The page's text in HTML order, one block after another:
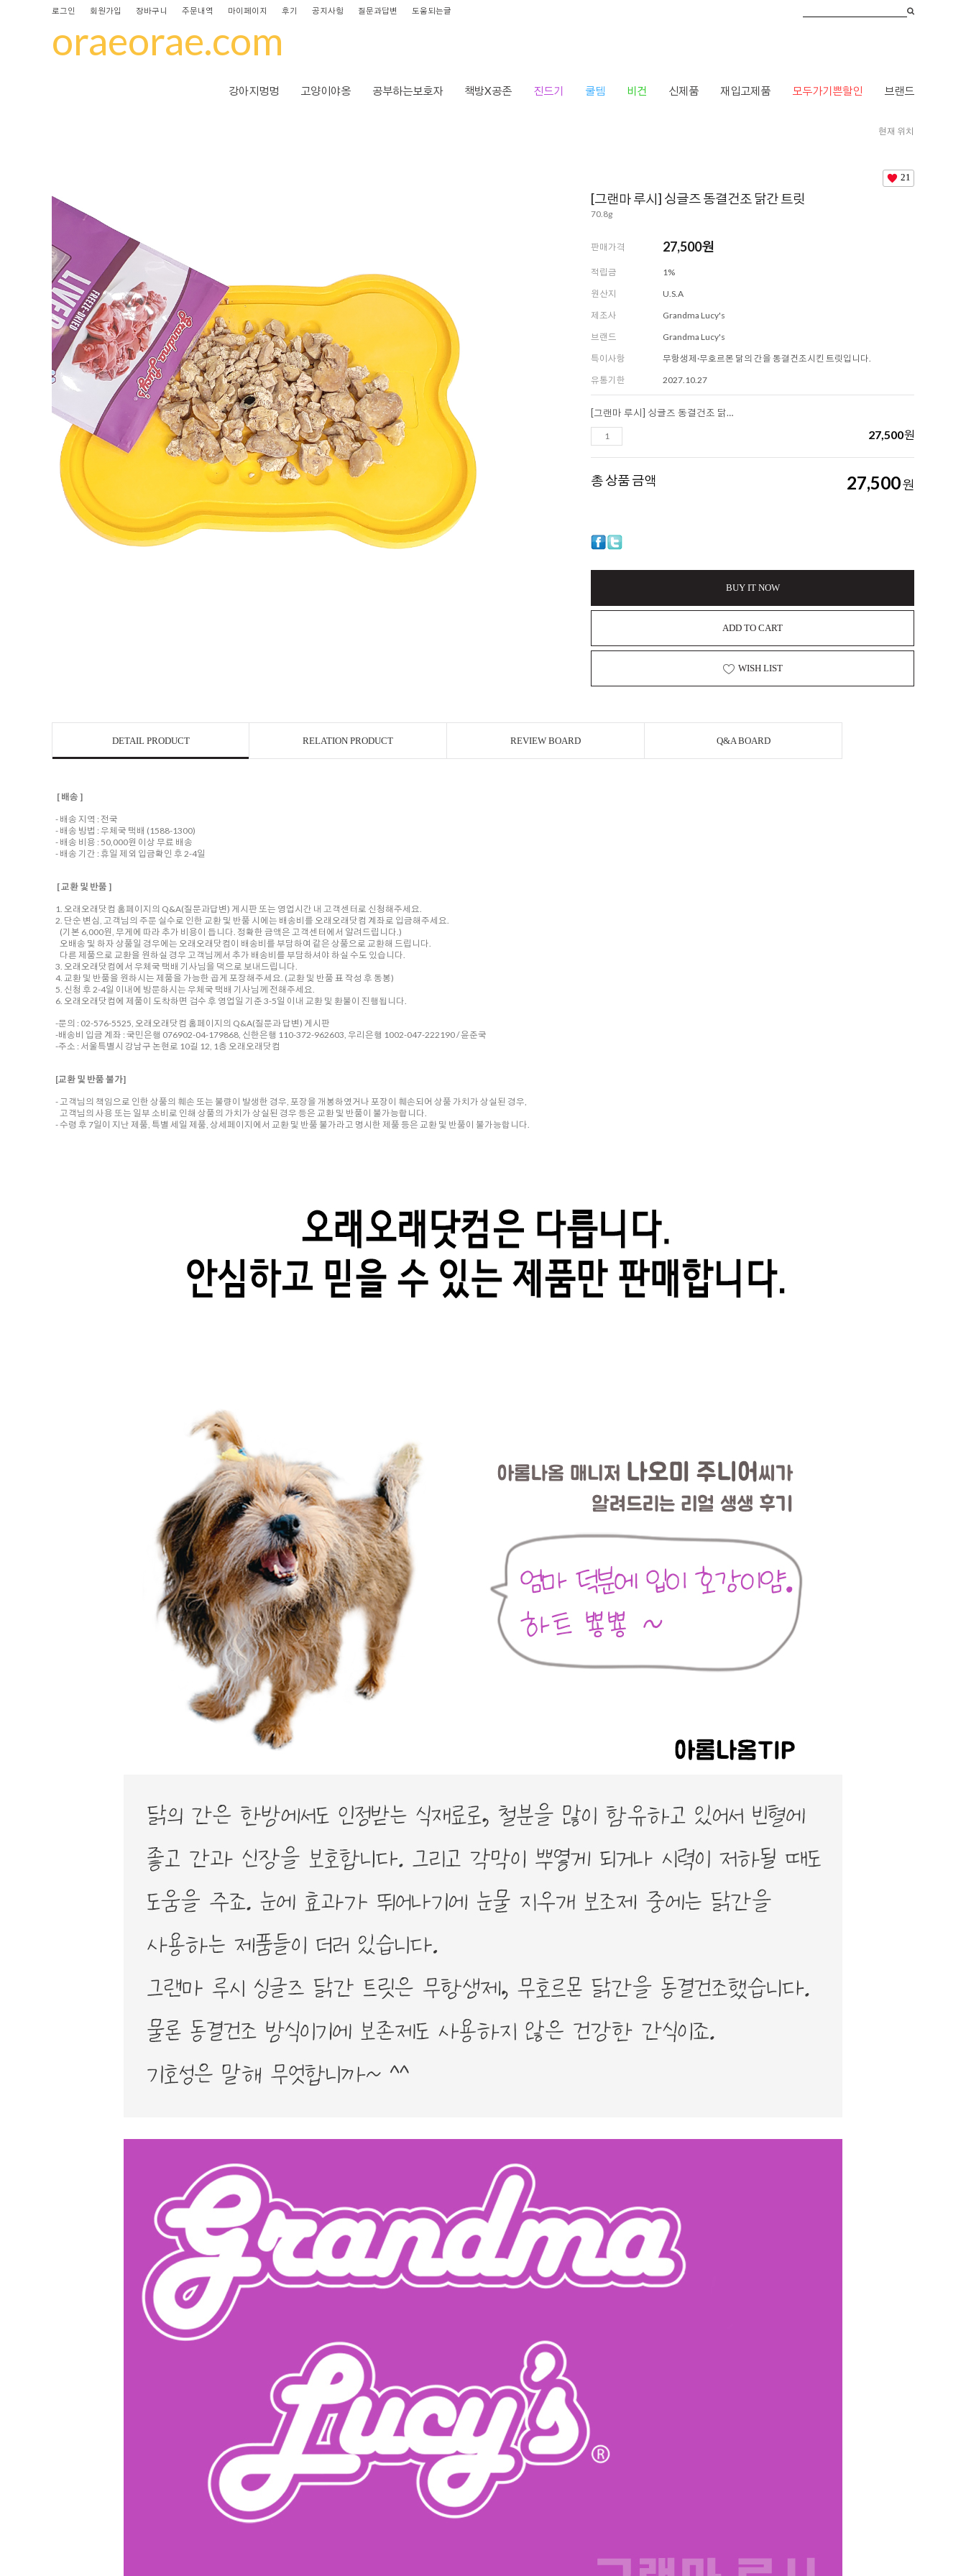
로그인 회원가입 장바구니 주문내역 마이페이지 후기 공지사항 질문과답변 도움되는글
oraeorae.com
강아지멍멍 고양이야옹 공부하는보호자 책방X공존 진드기 쿨템 비건 신제품 재입고제품 모두가기쁜할인 브랜드
현재 위치
21
[그랜마 루시] 싱글즈 동결건조 닭간 트릿
70.8g
판매가격 27,500원
적립금
1%
원산지
U.S.A
제조사
Grandma Lucy's
브랜드
Grandma Lucy's
특이사항
무항생제·무호르몬 닭의 간을 동결건조시킨 트릿입니다.
유통기한
2027.10.27
[그랜마 루시] 싱글즈 동결건조 닭간 트릿
27,500원
총 상품 금액 27,500원
BUY IT NOW
ADD TO CART
WISH LIST
DETAIL PRODUCT RELATION PRODUCT REVIEW BOARD Q&A BOARD
[ 배송 ]
- 배송 지역 : 전국
- 배송 방법 : 우체국 택배 (1588-1300)
- 배송 비용 : 50,000원 이상 무료 배송
- 배송 기간 : 휴일 제외 입금확인 후 2-4일
[ 교환 및 반품 ]
1. 오래오래닷컴 홈페이지의 Q&A(질문과답변) 게시판 또는 영업시간 내 고객센터로 신청해주세요.
2. 단순 변심, 고객님의 주문 실수로 인한 교환 및 반품 시에는 배송비를 오래오래닷컴 계좌로 입금해주세요.
(기본 6,000원, 무게에 따라 추가 비용이 듭니다. 정확한 금액은 고객센터에서 알려드립니다.)
오배송 및 하자 상품일 경우에는 오래오래닷컴이 배송비를 부담하여 같은 상품으로 교환해 드립니다.
다른 제품으로 교환을 원하실 경우 고객님께서 추가 배송비를 부담하셔야 하실 수도 있습니다.
3. 오래오래닷컴에서 우체국 택배 기사님을 댁으로 보내드립니다.
4. 교환 및 반품을 원하시는 제품을 가능한 곱게 포장해주세요. (교환 및 반품 표 작성 후 동봉)
5. 신청 후 2-4일 이내에 방문하시는 우체국 택배 기사님께 전해주세요.
6. 오래오래닷컴에 제품이 도착하면 검수 후 영업일 기준 3-5일 이내 교환 및 환불이 진행됩니다.
-문의 : 02-576-5525, 오래오래닷컴 홈페이지의 Q&A(질문과 답변) 게시판
-배송비 입금 계좌 : 국민은행 076902-04-179868, 신한은행 110-372-962603, 우리은행 1002-047-222190 / 윤준국
-주소 : 서울특별시 강남구 논현로 10길 12, 1층 오래오래닷컴
[교환 및 반품 불가]
- 고객님의 책임으로 인한 상품의 훼손 또는 불량이 발생한 경우, 포장을 개봉하였거나 포장이 훼손되어 상품 가치가 상실된 경우,
고객님의 사용 또는 일부 소비로 인해 상품의 가치가 상실된 경우 등은 교환 및 반품이 불가능합니다.
- 수령 후 7일이 지난 제품, 특별 세일 제품, 상세페이지에서 교환 및 반품 불가라고 명시한 제품 등은 교환 및 반품이 불가능합니다.